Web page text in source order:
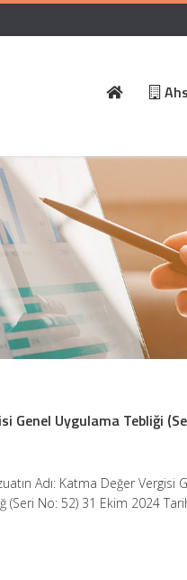
Genel Uygulama Tebliği
Adı: Katma Değer Vergisi
(Seri No: 52) 31 Ekim 2024